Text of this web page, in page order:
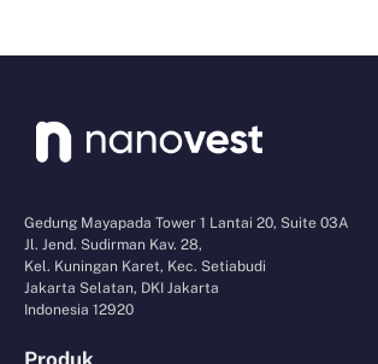
Gedung Mayapada Tower 1 Lantai 20, Suite 03A
Jl. Jend. Sudirman Kav. 28,
Kel. Kuningan Karet, Kec. Setiabudi
Jakarta Selatan, DKI Jakarta
Indonesia 12920
Produk